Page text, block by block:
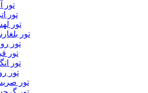
تور
تور
تور
تور
تور
تور
تور
تور
تور